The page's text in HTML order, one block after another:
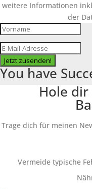
weitere Informationen
der
Jetzt zusenden!
You have
Hole dir
Trage dich für meinen
Vermeide typische